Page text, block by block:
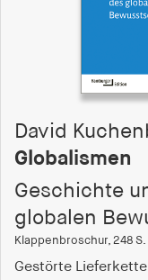
David
Globalismen
Geschichte
globalen
Klappenbroschur, 248 S.
Gestörte